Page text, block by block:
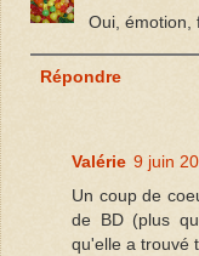
Oui, émotion,
Répondre
Valérie 9 juin
Un coup de
de BD (plus
qu'elle a trouvé